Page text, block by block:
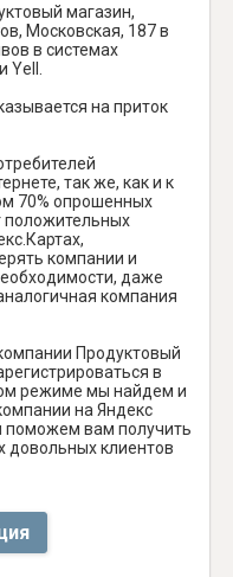
магазин,
Московская, 187 в
в системах
на приток
так же, как и к
70% опрошенных
положительных
компании и
даже
компания
Продуктовый
в
режиме мы найдем и
на Яндекс
поможем вам получить
довольных клиентов